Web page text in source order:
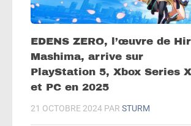
EDENS ZERO, l’œuvre de
Mashima, arrive sur
PlayStation 5, Xbox Series
et PC en 2025
21 OCTOBRE 2024 PAR STURM